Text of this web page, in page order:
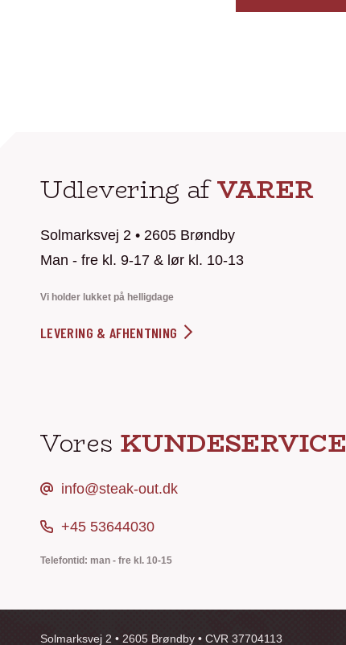
Udlevering afVARER
Solmarksvej 2 • 2605 Brøndby
Man - fre kl. 9-17 & lør kl. 10-13
Vi holder lukket på helligdage
LEVERING & AFHENTNING
Vores KUNDESERVICE
info@steak-out.dk
+45 53644030
Telefontid: man - fre kl. 10-15
Solmarksvej 2 • 2605 Brøndby • CVR 37704113